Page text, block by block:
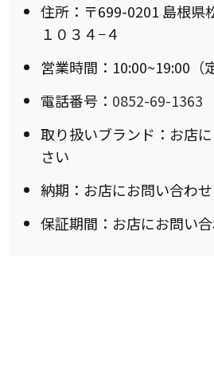
住所：〒699-0201 島根県
１０３４−４
営業時間：10:00~19:00（
電話番号： 0852-69-1363
取り扱いブランド：お店
さい
納期：お店にお問い合わ
保証期間：お店にお問い